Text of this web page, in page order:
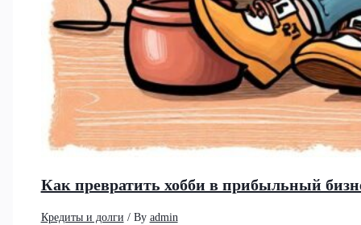
Как превратить хобби в прибыльный
Кредиты и долги / By admin